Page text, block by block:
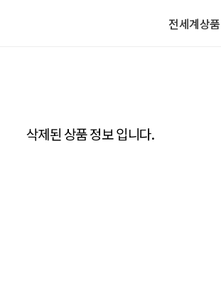
전세계상품
삭제된 상품 정보 입니다.